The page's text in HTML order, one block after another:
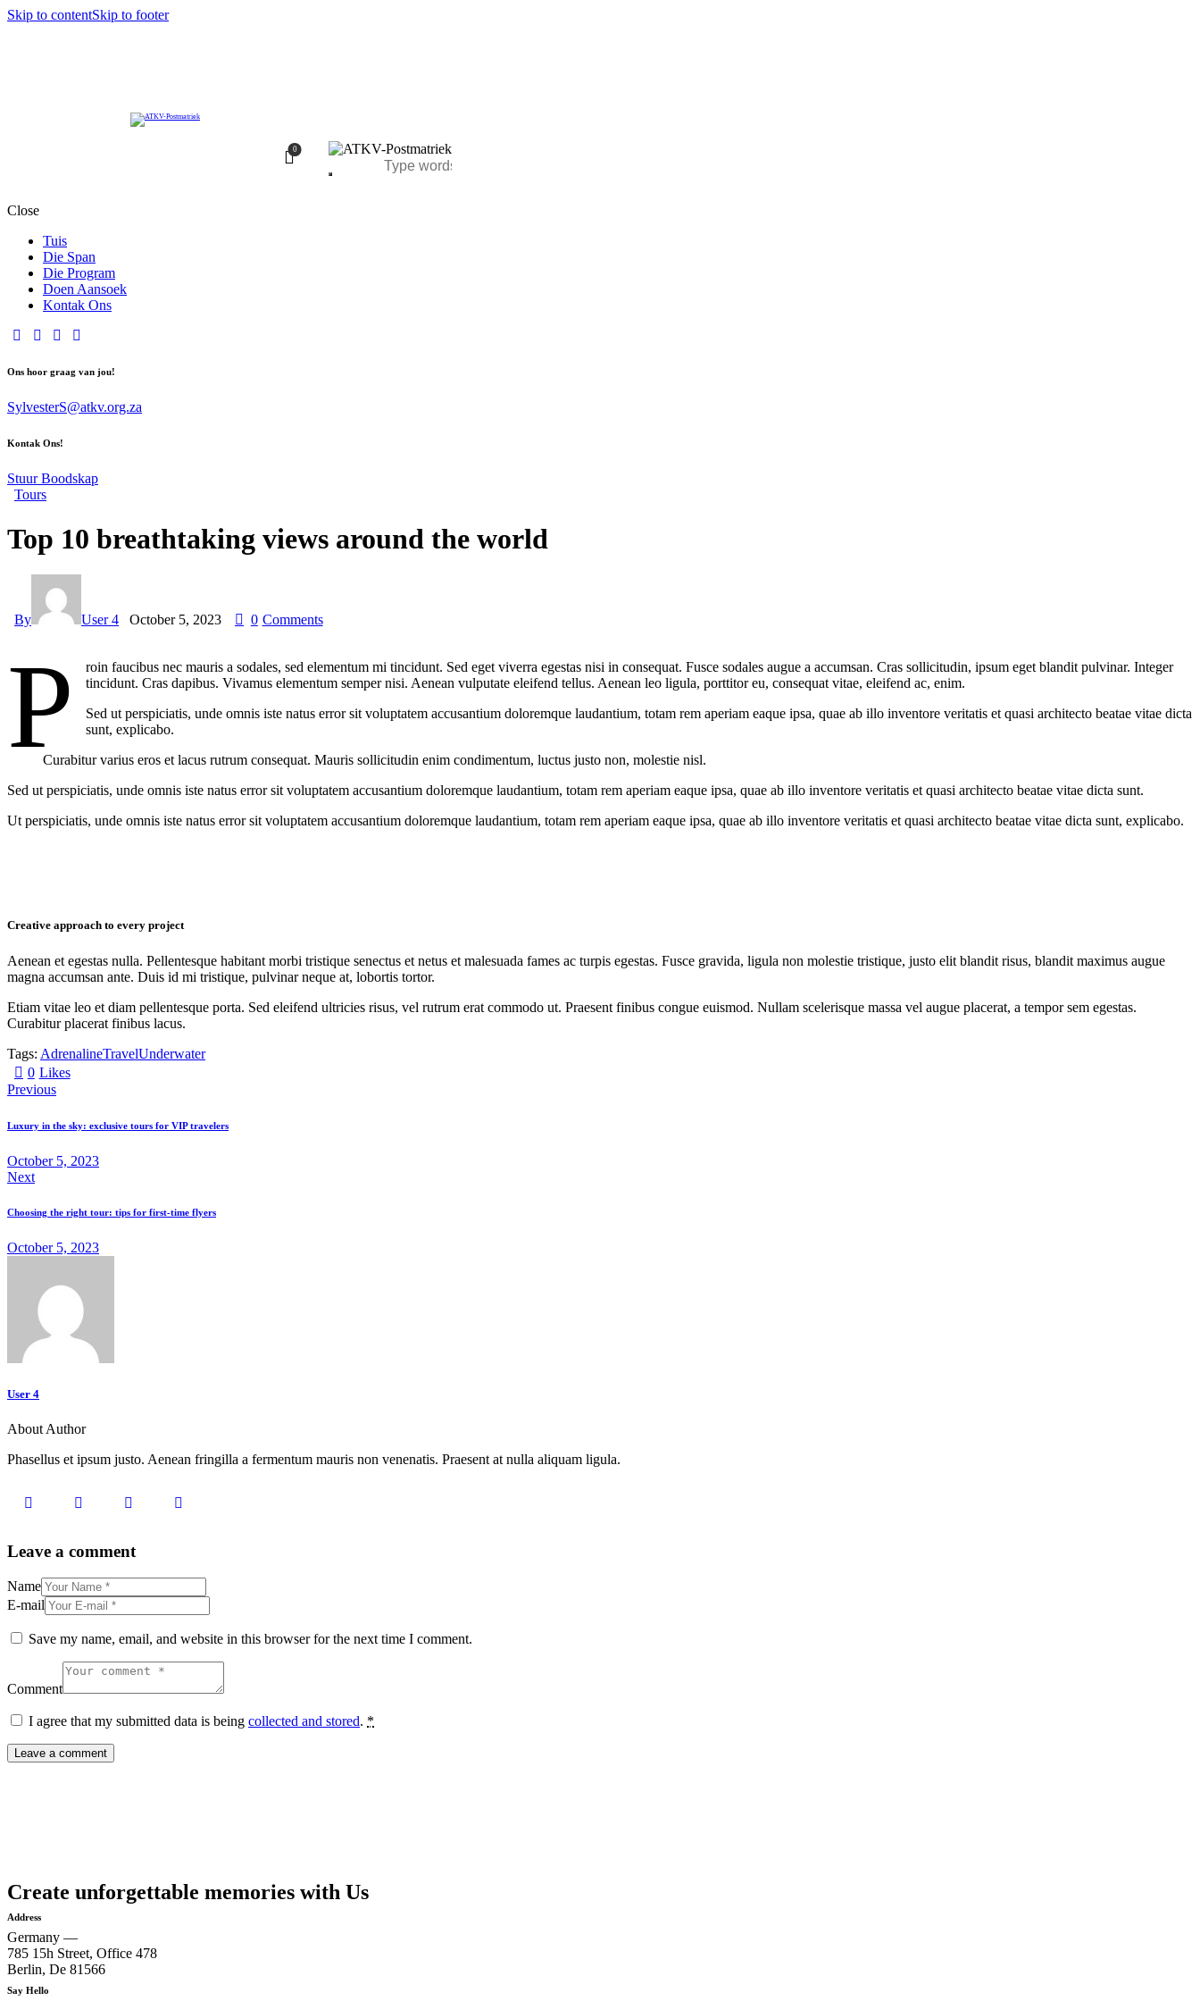
Skip to contentSkip to footer
0
Close
Tuis
Die Span
Die Program
Doen Aansoek
Kontak Ons
Ons hoor graag van jou!
SylvesterS@atkv.org.za
Kontak Ons!
Stuur Boodskap
Tours
Top 10 breathtaking views around the world
By User 4 October 5, 2023 0 Comments
P
roin faucibus nec mauris a sodales, sed elementum mi tincidunt. Sed eget viverra egestas nisi in consequat. Fusce sodales augue a accumsan. Cras sollicitudin, ipsum eget blandit pulvinar. Integer
tincidunt. Cras dapibus. Vivamus elementum semper nisi. Aenean vulputate eleifend tellus. Aenean leo ligula, porttitor eu, consequat vitae, eleifend ac, enim.
Sed ut perspiciatis, unde omnis iste natus error sit voluptatem accusantium doloremque laudantium, totam rem aperiam eaque ipsa, quae ab illo inventore veritatis et quasi architecto beatae vitae dicta
sunt, explicabo.
Curabitur varius eros et lacus rutrum consequat. Mauris sollicitudin enim condimentum, luctus justo non, molestie nisl.
Sed ut perspiciatis, unde omnis iste natus error sit voluptatem accusantium doloremque laudantium, totam rem aperiam eaque ipsa, quae ab illo inventore veritatis et quasi architecto beatae vitae dicta sunt.
Ut perspiciatis, unde omnis iste natus error sit voluptatem accusantium doloremque laudantium, totam rem aperiam eaque ipsa, quae ab illo inventore veritatis et quasi architecto beatae vitae dicta sunt, explicabo.
Creative approach to every project
Aenean et egestas nulla. Pellentesque habitant morbi tristique senectus et netus et malesuada fames ac turpis egestas. Fusce gravida, ligula non molestie tristique, justo elit blandit risus, blandit maximus augue
magna accumsan ante. Duis id mi tristique, pulvinar neque at, lobortis tortor.
Etiam vitae leo et diam pellentesque porta. Sed eleifend ultricies risus, vel rutrum erat commodo ut. Praesent finibus congue euismod. Nullam scelerisque massa vel augue placerat, a tempor sem egestas.
Curabitur placerat finibus lacus.
Tags: AdrenalineTravelUnderwater
0 Likes
Post
navigation
Previous
Luxury in the sky: exclusive tours for VIP travelers
October 5, 2023
Next
Choosing the right tour: tips for first-time flyers
October 5, 2023
User 4
About Author
Phasellus et ipsum justo. Aenean fringilla a fermentum mauris non venenatis. Praesent at nulla aliquam ligula.
Leave a comment
Name
E-mail
Save my name, email, and website in this browser for the next time I comment.
Comment
I agree that my submitted data is being collected and stored. *
Create unforgettable memories with Us
Address
Germany —
785 15h Street, Office 478
Berlin, De 81566
Say Hello